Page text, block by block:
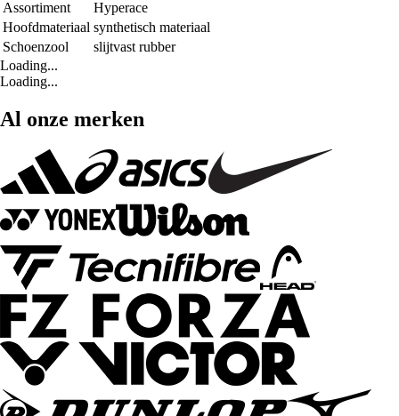
Assortiment
Hyperace
Hoofdmateriaal synthetisch materiaal
Schoenzool
slijtvast rubber
Loading...
Loading...
Al onze merken